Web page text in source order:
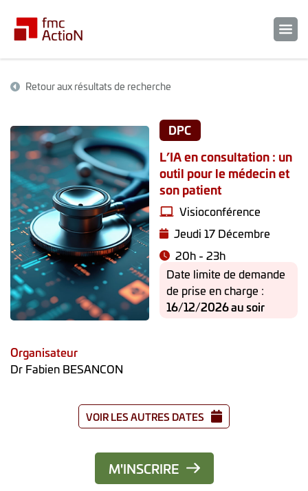
Retour aux résultats de recherche
DPC
L’IA en consultation : un
outil pour le médecin et
son patient
Visioconférence
Jeudi 17 Décembre
20h - 23h
Date limite de demande
de prise en charge :
16/12/2026 au soir
Organisateur
Dr Fabien BESANCON
VOIR LES AUTRES DATES
M'INSCRIRE